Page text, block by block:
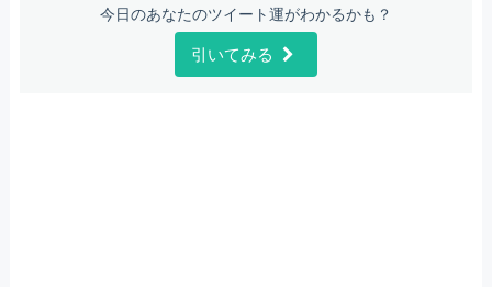
今日のあなたのツイート運がわかるかも？
引いてみる